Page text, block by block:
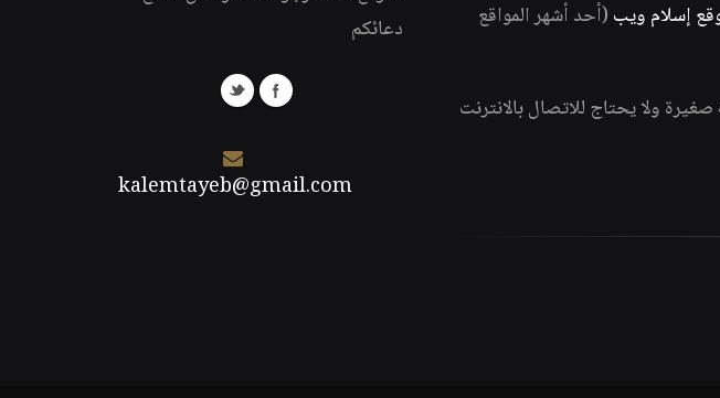
إسلام ويب (أحد أشهر المواقع
ولا يحتاج للاتصال بالانترنت
دعائكم
kalemtayeb@gmail.com